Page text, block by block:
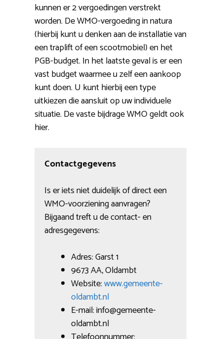
kunnen er 2 vergoedingen verstrekt
worden. De WMO-vergoeding in natura
(hierbij kunt u denken aan de installatie van
een traplift of een scootmobiel) en het
PGB-budget. In het laatste geval is er een
vast budget waarmee u zelf een aankoop
kunt doen. U kunt hierbij een type
uitkiezen die aansluit op uw individuele
situatie. De vaste bijdrage WMO geldt ook
hier.
Contactgegevens
Is er iets niet duidelijk of direct een
WMO-voorziening aanvragen?
Bijgaand treft u de contact- en
adresgegevens:
Adres: Garst 1
9673 AA, Oldambt
Website:www.gemeente-
oldambt.nl
E-mail: info@gemeente-
oldambt.nl